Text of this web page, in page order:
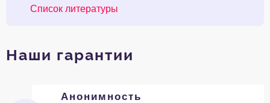
Список литературы
Наши гарантии
Анонимность